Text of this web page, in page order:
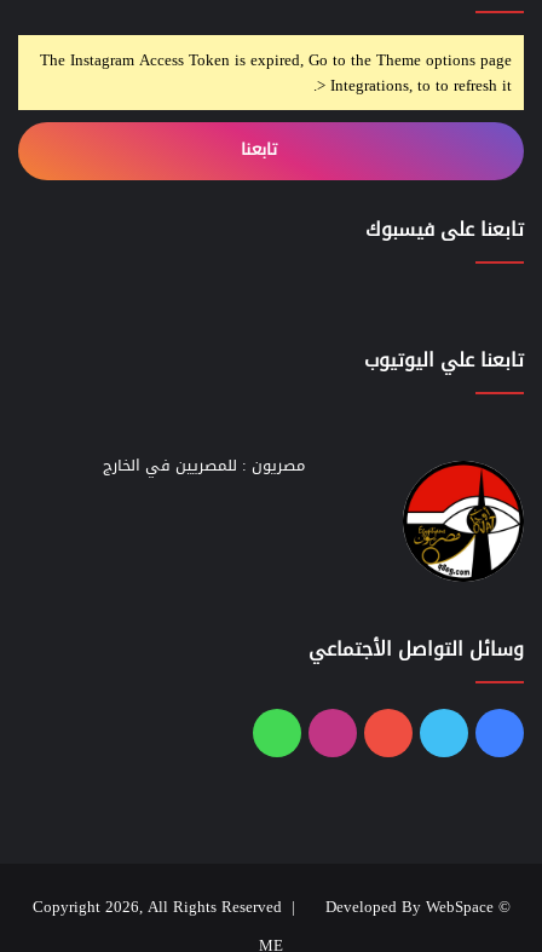
The Instagram Access Token is expired, Go to the Theme options page
> Integrations, to to refresh it.
تابعنا
تابعنا على فيسبوك
تابعنا علي اليوتيوب
مصريون : للمصريين في الخارج
وسائل التواصل الأجتماعي
فيسبوك
تويتر يوتيوبانستقرامواتساب
© Copyright 2026, All Rights Reserved |
Developed By WebSpace
ME